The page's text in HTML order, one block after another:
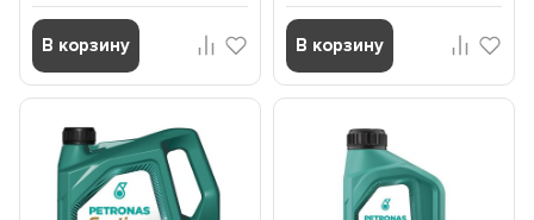
В корзину В корзину